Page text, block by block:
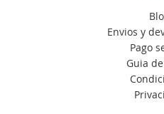
Envios y
Pago
Guia